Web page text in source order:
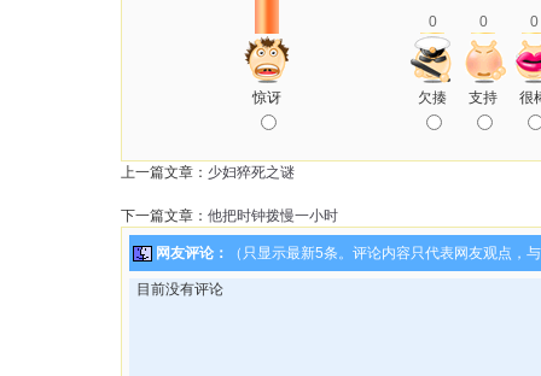
0 0 0
惊讶 欠揍 支持 很
上一篇文章： 少妇猝死之谜
下一篇文章： 他把时钟拨慢一小时
网友评论： （只显示最新5条。评论内容只代表网友观点，
目前没有评论